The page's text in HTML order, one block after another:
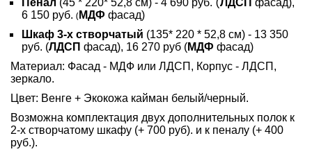
Пенал (45 * 220* 52,8 см) - 4 690 руб. ЛДСП фасад),
6 150 руб. (МДФ фасад)
Шкаф 3-х створчатый (135* 220 * 52,8 см) - 13 350
руб. (ЛДСП фасад), 16 270 руб (МДФ фасад)
Материал: Фасад - МДФ или ЛДСП , Корпус - ЛДСП,
зеркало.
Цвет: Венге + Экокожа кайман белый/черный.
Возможна комплектация двух дополнительных полок к
2-х створчатому шкафу (+ 700 руб). и к пеналу (+ 400
руб.).